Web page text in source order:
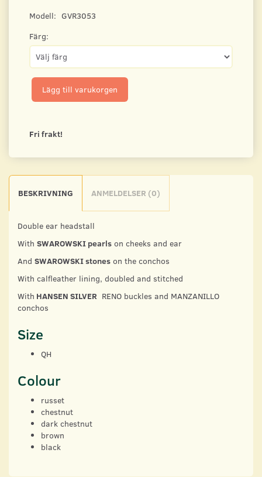
Modell: GVR3053
Färg:
Lägg till varukorgen
Fri frakt!
BESKRIVNING ANMELDELSER (0)
Double ear headstall
With SWAROWSKI pearls on cheeks and ear
And SWAROWSKI stones on the conchos
With calfleather lining, doubled and stitched
With HANSEN SILVER RENO buckles and MANZANILLO
conchos
Size
QH
Colour
russet
chestnut
dark chestnut
brown
black